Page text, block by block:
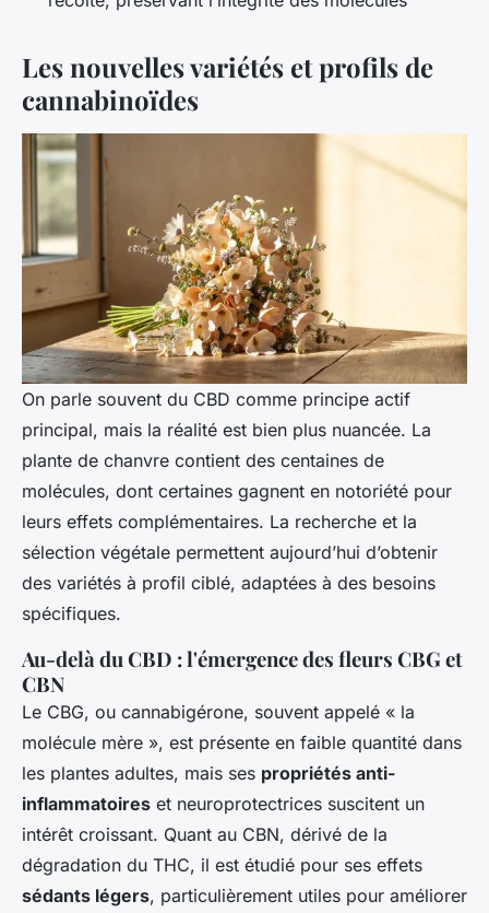
Les nouvelles variétés et profils de
cannabinoïdes
On parle souvent du CBD comme principe actif
principal, mais la réalité est bien plus nuancée. La
plante de chanvre contient des centaines de
molécules, dont certaines gagnent en notoriété pour
leurs effets complémentaires. La recherche et la
sélection végétale permettent aujourd’hui d’obtenir
des variétés à profil ciblé, adaptées à des besoins
spécifiques.
Au-delà du CBD : l'émergence des fleurs CBG et
CBN
Le CBG, ou cannabigérone, souvent appelé « la
molécule mère », est présente en faible quantité dans
les plantes adultes, mais ses propriétés anti-
inflammatoires et neuroprotectrices suscitent un
intérêt croissant. Quant au CBN, dérivé de la
dégradation du THC, il est étudié pour ses effets
sédants légers, particulièrement utiles pour améliorer